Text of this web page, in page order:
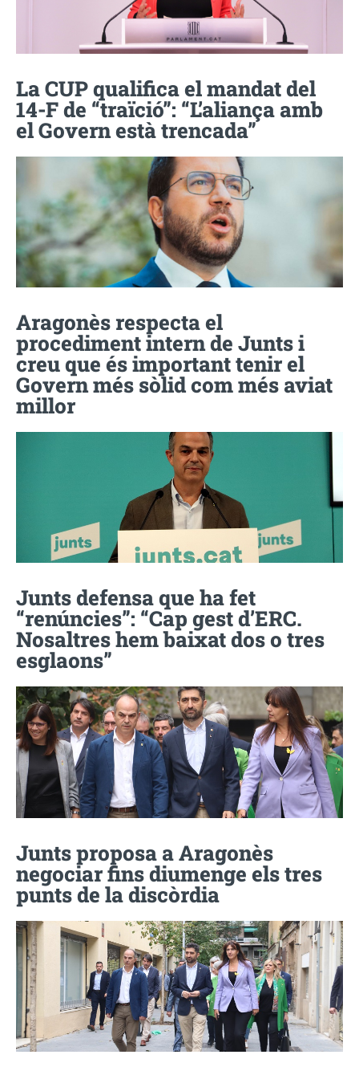
La CUP qualifica el mandat del
14-F de “traïció”: “L’aliança amb
el Govern està trencada”
Aragonès respecta el
procediment intern de Junts i
creu que és important tenir el
Govern més sòlid com més aviat
millor
Junts defensa que ha fet
“renúncies”: “Cap gest d’ERC.
Nosaltres hem baixat dos o tres
esglaons”
Junts proposa a Aragonès
negociar fins diumenge els tres
punts de la discòrdia